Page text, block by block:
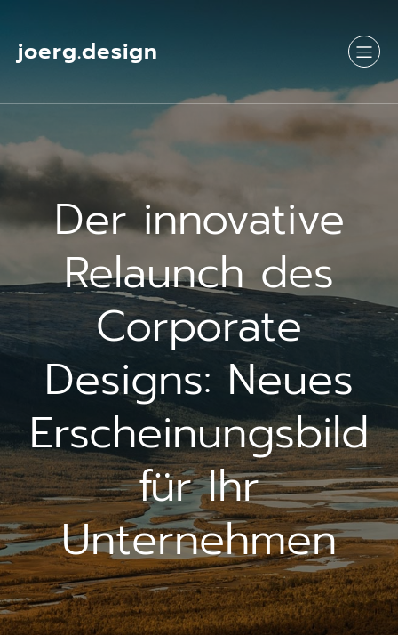
joerg.design
Der innovative
Relaunch des
Corporate
Designs: Neues
Erscheinungsbild
für Ihr
Unternehmen